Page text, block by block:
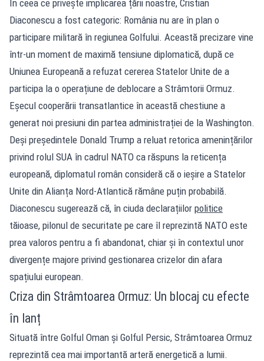
În ceea ce privește implicarea țării noastre, Cristian
Diaconescu a fost categoric: România nu are în plan o
participare militară în regiunea Golfului. Această precizare vine
într-un moment de maximă tensiune diplomatică, după ce
Uniunea Europeană a refuzat cererea Statelor Unite de a
participa la o operațiune de deblocare a Strâmtorii Ormuz.
Eșecul cooperării transatlantice în această chestiune a
generat noi presiuni din partea administrației de la Washington.
Deși președintele Donald Trump a reluat retorica amenințărilor
privind rolul SUA în cadrul NATO ca răspuns la reticența
europeană, diplomatul român consideră că o ieșire a Statelor
Unite din Alianța Nord-Atlantică rămâne puțin probabilă.
Diaconescu sugerează că, în ciuda declarațiilor politice
tăioase, pilonul de securitate pe care îl reprezintă NATO este
prea valoros pentru a fi abandonat, chiar și în contextul unor
divergențe majore privind gestionarea crizelor din afara
spațiului european.
Criza din Strâmtoarea Ormuz: Un blocaj cu efecte
în lanț
Situată între Golful Oman și Golful Persic, Strâmtoarea Ormuz
reprezintă cea mai importantă arteră energetică a lumii.